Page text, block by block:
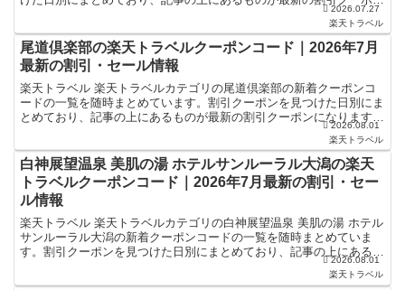
になります。ホテル・旅館宿泊の予約などで使えるクーポ...2026.07.27
楽天トラベル
尾道倶楽部の楽天トラベルクーポンコード｜2026年7月
最新の割引・セール情報
楽天トラベル 楽天トラベルカテゴリの尾道倶楽部の新着クーポンコ
ードの一覧を随時まとめています。割引クーポンを見つけた日別にま
とめており、記事の上にあるものが最新の割引クーポンになります。
ホテル・旅館宿泊の予約などで使えるクーポンやセール・キ...2026.08.01
楽天トラベル
白神展望温泉 美肌の湯 ホテルサンルーラル大潟の楽天
トラベルクーポンコード｜2026年7月最新の割引・セー
ル情報
楽天トラベル 楽天トラベルカテゴリの白神展望温泉 美肌の湯 ホテル
サンルーラル大潟の新着クーポンコードの一覧を随時まとめていま
す。割引クーポンを見つけた日別にまとめており、記事の上にあるも
のが最新の割引クーポンになります。ホテル・旅館宿泊の...2026.08.01
楽天トラベル